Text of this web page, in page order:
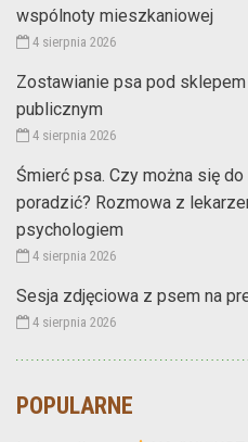
wspólnoty mieszkaniowej
4 sierpnia 2026
Zostawianie psa pod
publicznym
4 sierpnia 2026
Śmierć psa. Czy można się
poradzić? Rozmowa z
psychologiem
4 sierpnia 2026
Sesja zdjęciowa z psem na
4 sierpnia 2026
POPULARNE